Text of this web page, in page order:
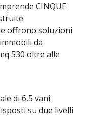
CINQUE
offrono soluzioni
da
530 oltre alle
di 6,5 vani
su due livelli